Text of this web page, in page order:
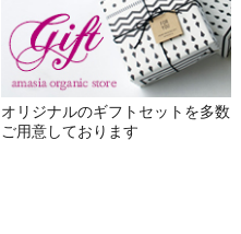
オリジナルのギフトセットを多数
ご用意しております